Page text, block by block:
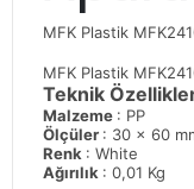
MFK Plastik
MFK Plastik
Teknik
Malzeme : PP
Ölçüler : 30 x 60
Renk : White
Ağırılık : 0,01 Kg